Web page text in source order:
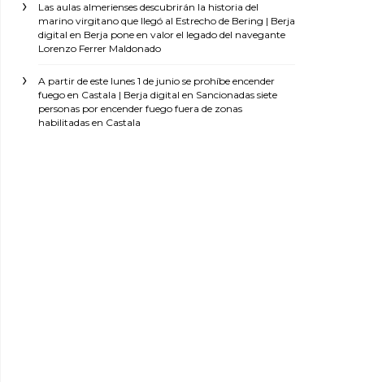
Las aulas almerienses descubrirán la historia del
marino virgitano que llegó al Estrecho de Bering | Berja
digital en Berja pone en valor el legado del navegante
Lorenzo Ferrer Maldonado
A partir de este lunes 1 de junio se prohíbe encender
fuego en Castala | Berja digital en Sancionadas siete
personas por encender fuego fuera de zonas
habilitadas en Castala